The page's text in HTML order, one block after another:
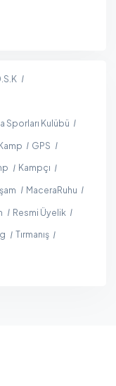
Sporları Kulübü
GPS
Kampçı
MaceraRuhu
Resmi Üyelik
Tırmanış